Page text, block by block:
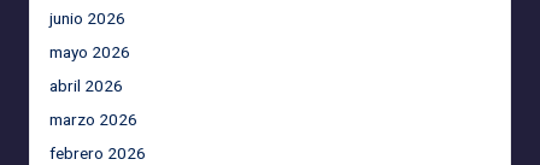
junio 2026
mayo 2026
abril 2026
marzo 2026
febrero 2026